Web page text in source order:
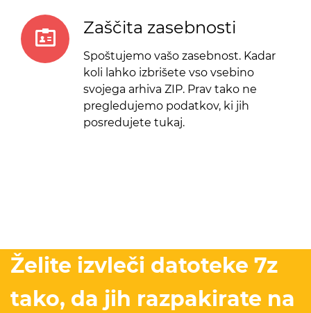
Zaščita zasebnosti
Spoštujemo vašo zasebnost. Kadar
koli lahko izbrišete vso vsebino
svojega arhiva ZIP. Prav tako ne
pregledujemo podatkov, ki jih
posredujete tukaj.
Želite izvleči datoteke 7z
tako, da jih razpakirate na